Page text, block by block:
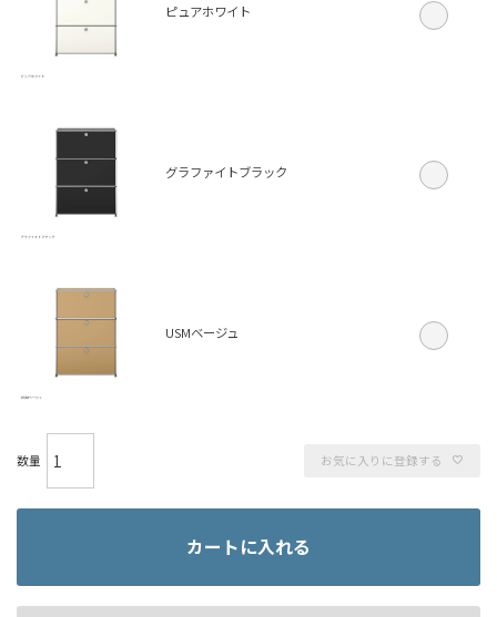
ピュアホワイト
グラファイトブラック
USMベージュ
お気に入りに登録する
カートに入れる